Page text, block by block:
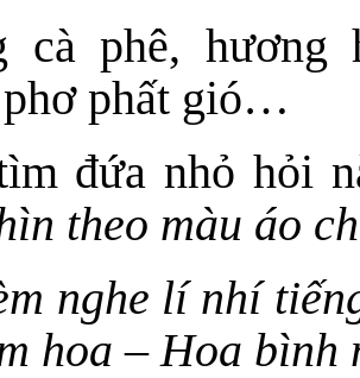
cà phê,
phơ phất gió…
đứa nhỏ hỏi
theo màu áo
nghe lí nhí
hoa – Hoa